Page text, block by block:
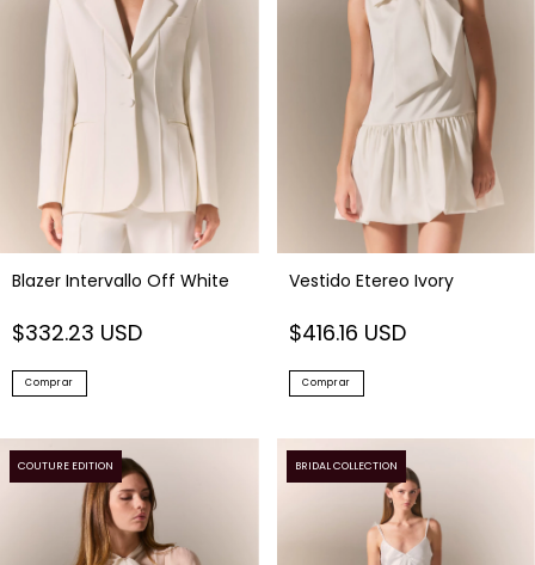
Blazer Intervallo Off White
$332.23 USD
Comprar
Vestido Etereo Ivory
$416.16 USD
Comprar
COUTURE EDITION BRIDAL COLLECTION